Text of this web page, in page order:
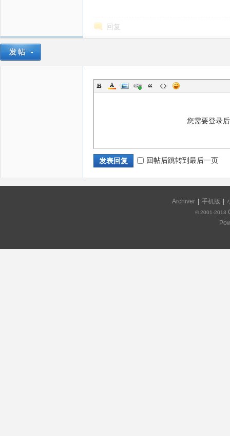
回复
您需要登录
发表回复 回帖后跳转到最后一页
Archiver 手机版
© 2001-2013